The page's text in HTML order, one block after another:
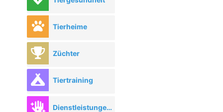
Tierheime
Züchter
Tiertraining
Dienstleistungen rund ums Tier